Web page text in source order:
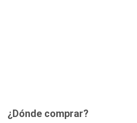
¿Dónde comprar?